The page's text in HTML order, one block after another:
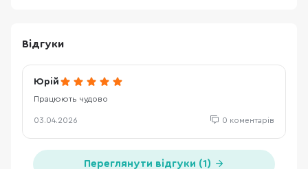
Відгуки
Юрій
Працюють чудово
03.04.2026 0 коментарів
Переглянути відгуки (1)